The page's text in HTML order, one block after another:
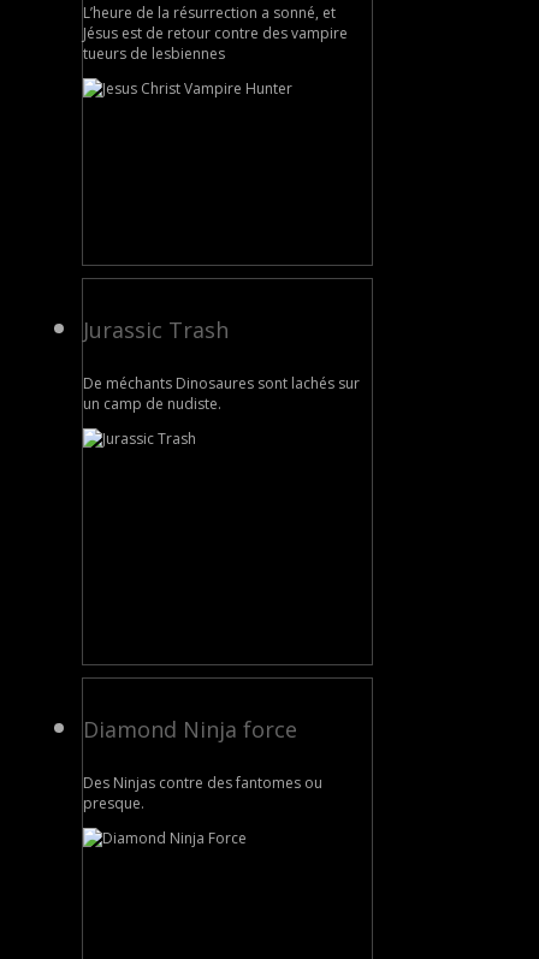
L’heure de la résurrection a sonné, et
Jésus est de retour contre des vampire
tueurs de lesbiennes
Jurassic Trash
De méchants Dinosaures sont lachés sur
un camp de nudiste.
Diamond Ninja force
Des Ninjas contre des fantomes ou
presque.